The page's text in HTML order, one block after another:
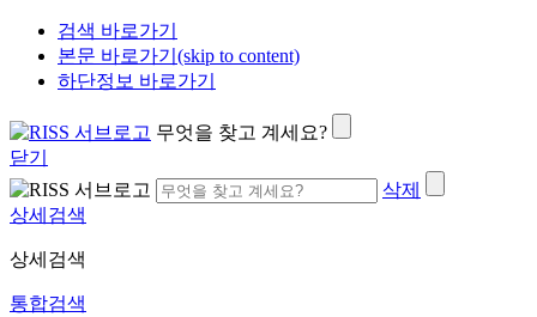
검색 바로가기
본문 바로가기(skip to content)
하단정보 바로가기
무엇을 찾고 계세요?
닫기
삭제
상세검색
상세검색
통합검색